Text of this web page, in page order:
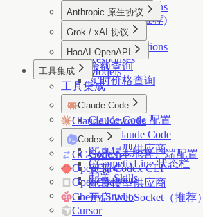
Chat Completions
Responses (推荐)
Models
Images
Anthropic 原生协议
Messages
Models
Grok / xAI 协议
Chat Completions
Responses
Models
HaoAI OpenAPI
余额查询
实时价格查询
工具集成
工具集成
Claude Code
Claude Code 配置
安装 Claude Code
配置模型供应商
CCometixLine 状态栏
配置 Skills
Claude Coworks
Codex
Codex 本地客户端配置
安装 Codex CLI
配置模型供应商
开启 WebSocket（推荐）
CC-Switch
OpenClaw
OpenCode
Cherry Studio
Cursor